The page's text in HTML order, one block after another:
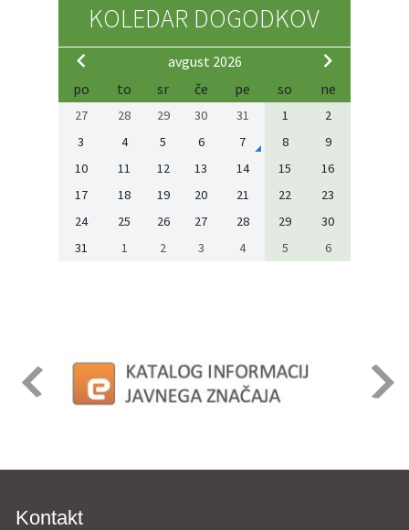
KOLEDAR DOGODKOV
avgust 2026
po
to sr če pe so ne
27 28 29 30 31 1
2
3
4 5 6 7 8
9
10
11 12 13 14 15
16
17
18 19 20 21 22
23
24
25 26 27 28 29
30
31
1 2 3 4 5 6
Kontakt